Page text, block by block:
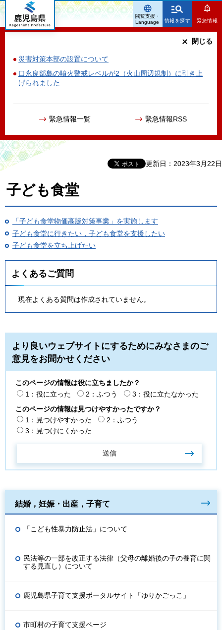
鹿児島県
情報を探す 緊急情報
災害対策本部の設置について
口永良部島の噴火警戒レベルが2（火山周辺規制）に引き上
げられました
緊急情報一覧 緊急情報RSS
閉じる
閲覧支援・
Language
更新日：2023年3月22日
子ども食堂
「子ども食堂物価高騰対策事業」を実施します
子ども食堂に行きたい，子ども食堂を支援したい
子ども食堂を立ち上げたい
よくあるご質問
現在よくある質問は作成されていません。
より良いウェブサイトにするためにみなさまのご
意見をお聞かせください
このページの情報は役に立ちましたか？
1：役に立った
2：ふつう
3：役に立たなかった
このページの情報は見つけやすかったですか？
1：見つけやすかった
2：ふつう
3：見つけにくかった
結婚，妊娠・出産，子育て
「こども性暴力防止法」について
民法等の一部を改正する法律（父母の離婚後の子の養育に関
する見直し）について
鹿児島県子育て支援ポータルサイト「ゆりかごっこ」
市町村の子育て支援ページ